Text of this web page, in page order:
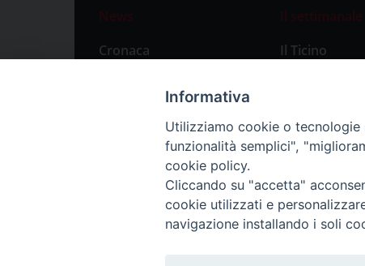
News
Cronaca
Primo Piano
Il settimanale
Il Ticino
Informativa
Utilizziamo cookie o
funzionalità semplici",
cookie policy.
Cliccando su "accetta"
cookie utilizzati e
navigazione installando i soli